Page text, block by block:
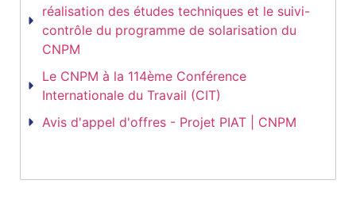
réalisation des études techniques et le suivi-
contrôle du programme de solarisation du
CNPM
Le CNPM à la 114ème Conférence
Internationale du Travail (CIT)
Avis d'appel d'offres - Projet PIAT | CNPM